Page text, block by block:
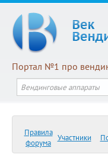
Портал №1 про
Правила
форума
Участники